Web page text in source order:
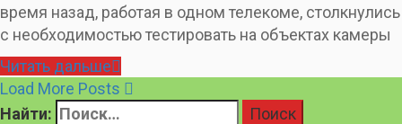
время назад, работая в одном телекоме, столкнулись
с необходимостью тестировать на объектах камеры
Читать дальше
Load More Posts
Найти: